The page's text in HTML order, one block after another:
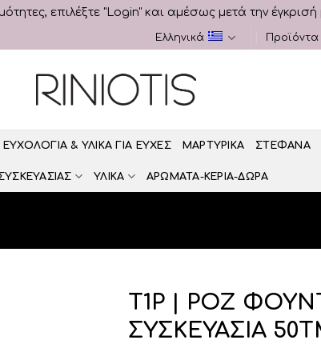
επιλέξτε "Login" και αμέσως μετά την
Ελληνικά Προϊόντα
ΕΥΧΟΛΟΓΙΑ & ΥΛΙΚΑ ΓΙΑ ΕΥΧΕΣ ΜΑΡΤΥΡΙΚΑ ΣΤΕΦΑΝΑ
ΥΛΙΚΑ ΑΡΩΜΑΤΑ-ΚΕΡΙΑ-ΔΩΡΑ
Τ1Ρ | ΡΟΖ
ΣΥΣΚΕΥΑΣΙΑ